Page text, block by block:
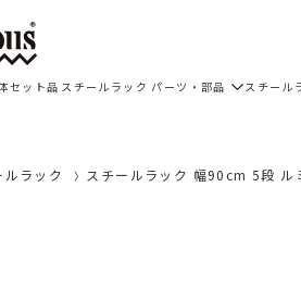
セット品 スチールラック パーツ・部品 スチール
ルラック スチールラック 幅90cm 5段